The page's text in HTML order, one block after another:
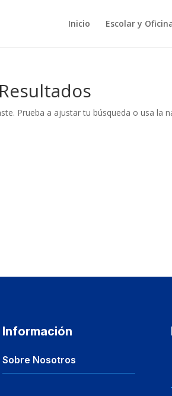
Inicio Escolar y
Prueba a ajustar tu búsqueda o usa la
Información
Sobre Nosotros